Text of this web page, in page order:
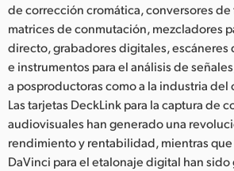
de corrección cromática, conversores
matrices de conmutación, mezcladores
directo, grabadores digitales, escáneres
e instrumentos para el análisis de
a posproductoras como a la industria del
Las tarjetas DeckLink para la captura de
audiovisuales han generado una
rendimiento y rentabilidad, mientras
DaVinci para el etalonaje digital han